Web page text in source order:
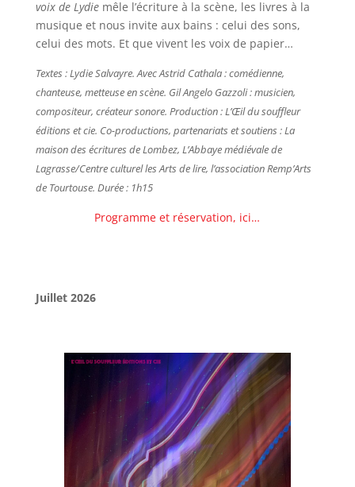
voix de Lydiemêle l’écriture à la scène, les livres à la
musique et nous invite aux bains : celui des sons,
celui des mots. Et que vivent les voix de papier…
Textes : Lydie Salvayre. Avec Astrid Cathala : comédienne,
chanteuse, metteuse en scène. Gil Angelo Gazzoli : musicien,
compositeur, créateur sonore. Production : L’Œil du souffleur
éditions et cie. Co-productions, partenariats et soutiens : La
maison des écritures de Lombez, L’Abbaye médiévale de
Lagrasse/Centre culturel les Arts de lire, l’association Remp’Arts
de Tourtouse. Durée : 1h15
Programme et réservation, ici…
Juillet 2026